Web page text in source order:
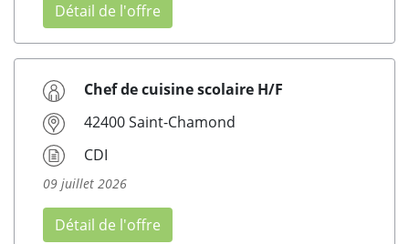
Détail de l'offre
Chef de cuisine scolaire H/F
42400 Saint-Chamond
CDI
09 juillet 2026
Détail de l'offre